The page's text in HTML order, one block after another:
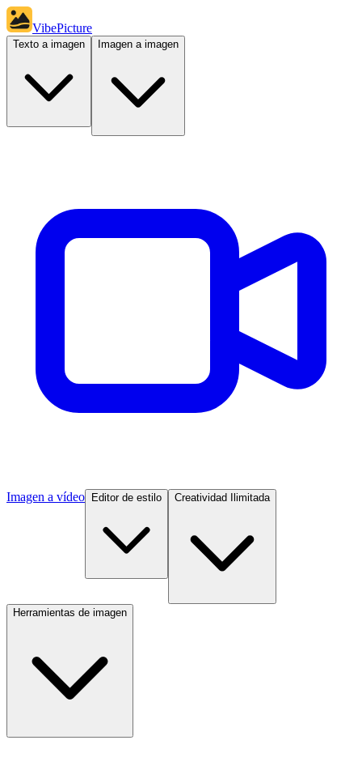
VibePicture
Texto a imagen Imagen a imagen
Imagen a vídeo Editor de estilo Creatividad Ilimitada
Herramientas de imagen